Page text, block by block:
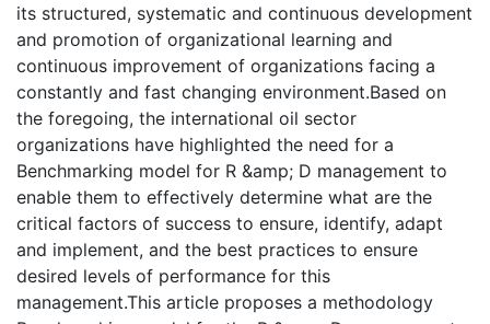
its structured, systematic and continuous development
and promotion of organizational learning and
continuous improvement of organizations facing a
constantly and fast changing environment.Based on
the foregoing, the international oil sector
organizations have highlighted the need for a
Benchmarking model for R &amp; D management to
enable them to effectively determine what are the
critical factors of success to ensure, identify, adapt
and implement, and the best practices to ensure
desired levels of performance for this
management.This article proposes a methodology